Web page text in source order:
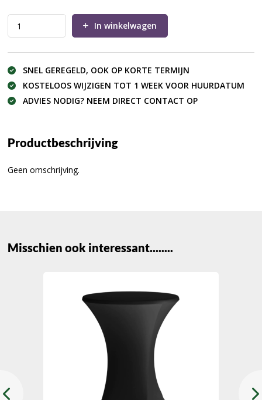
In winkelwagen
SNEL GEREGELD, OOK OP KORTE TERMIJN
KOSTELOOS WIJZIGEN TOT 1 WEEK VOOR HUURDATUM
ADVIES NODIG? NEEM DIRECT CONTACT OP
Productbeschrijving
Geen omschrijving.
Misschien ook interessant........